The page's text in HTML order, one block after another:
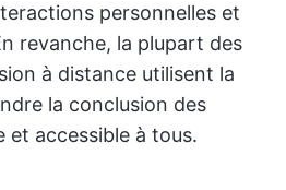
personnelles et
revanche, la plupart des
à distance utilisent la
la conclusion des
et accessible à tous.